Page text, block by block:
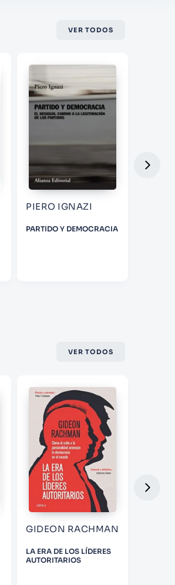
VER TODOS
PIERO IGNAZI
PARTIDO Y DEMOCRACIA
VER TODOS
GIDEON RACHMAN
LA ERA DE LOS LÍDERES
AUTORITARIOS